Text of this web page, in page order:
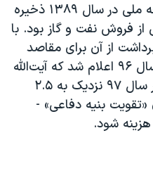
هدف از تاسیس صندوق توسعه ملی در سال ۱۳۸۹ ذخیره
فروش نفت و گاز بود. با
از آن برای مقاصد
دیگر هم وجود دارد. زمستان سال ۹۶ اعلام شد که آیت‌الله
خامنه‌ای موافقت کرده است در سال ۹۷ نزدیک به ۲.۵
«تقویت بنیه دفاعی» -
شود.